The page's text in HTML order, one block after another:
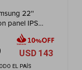
22''
panel IPS
USD 143
EL PAÍS